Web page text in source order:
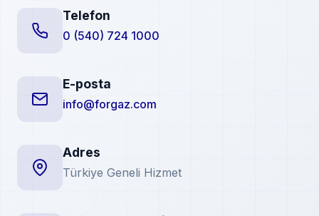
Telefon
0 (540) 724 1000
E-posta
info@forgaz.com
Adres
Türkiye Geneli Hizmet